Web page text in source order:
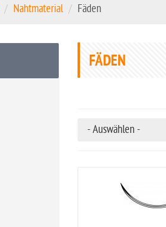
Nahtmaterial Fäden
FÄDEN
- Auswählen -